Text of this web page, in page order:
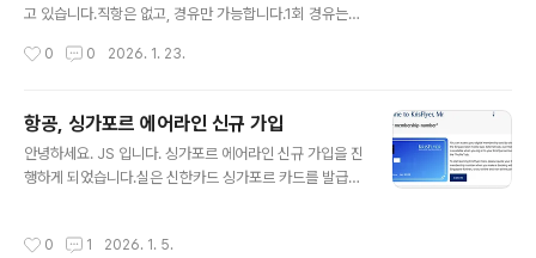
라인은 에이스 카드 이상 아닐까 생각됩니다. 싱가포르항
비 200만원을 넘기는 순간입니다.조만간 ACE 카드를 없
고 있습니다.직항은 없고, 경유만 가능합니다.1회 경유는
유를 해도 항공권 가격이 많이 저렴하지는 않았습니다. 한
드니 - 애들레이드 싱가포르 항공을 이용한 최적의 방법이
있습니다.한국 - 싱가포르 - 애들레이드싱가포르 경유!최
소 1시간 30분 에서 3시간 30분 8시간 등 선택의 폭이 넓
습니다.시드니를 경유하면 조금 싸기는 했어요.가장 최적
이 가장 저렴했습니다.티웨이 항공이 시드니까지 운행을
0 0 2026. 1. 23.
항공, 싱가포르 에어라인 신규 가입
안녕하세요. JS 입니다. 싱가포르 에어라인 신규 가입을 진
행하게 되었습니다.실은 신한카드 싱가포르 카드를 발급받
근 인기 있는 애들레이드 운항도 하고 있어요.한국에서 애
0 1 2026. 1. 5.